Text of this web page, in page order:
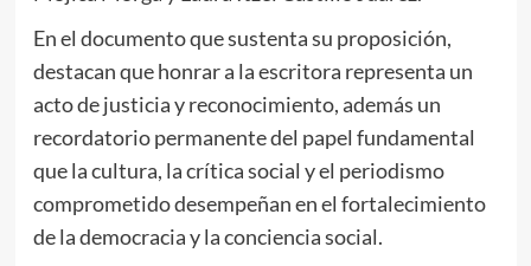
En el documento que sustenta su proposición,
destacan que honrar a la escritora representa un
acto de justicia y reconocimiento, además un
recordatorio permanente del papel fundamental
que la cultura, la crítica social y el periodismo
comprometido desempeñan en el fortalecimiento
de la democracia y la conciencia social.